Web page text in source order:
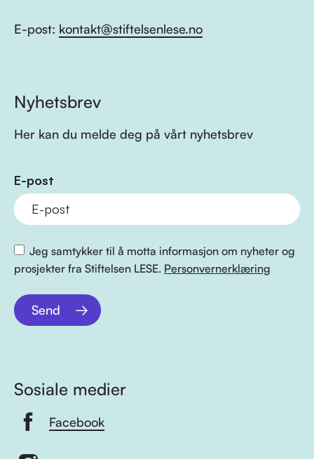
E-post: kontakt@stiftelsenlese.no
Nyhetsbrev
Her kan du melde deg på vårt nyhetsbrev
E-post
Jeg samtykker til å motta informasjon om nyheter og
prosjekter fra Stiftelsen LESE. Personvernerklæring
Send
Sosiale medier
Facebook